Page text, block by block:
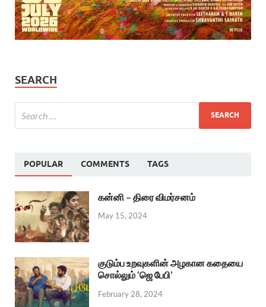
SEARCH
POPULAR COMMENTS TAGS
கன்னி – திரை விமர்சனம்
May 15, 2024
குடும்ப உறவுகளின் அழகான கதையை
சொல்லும் ‘ஜெ பேபி’
February 28, 2024